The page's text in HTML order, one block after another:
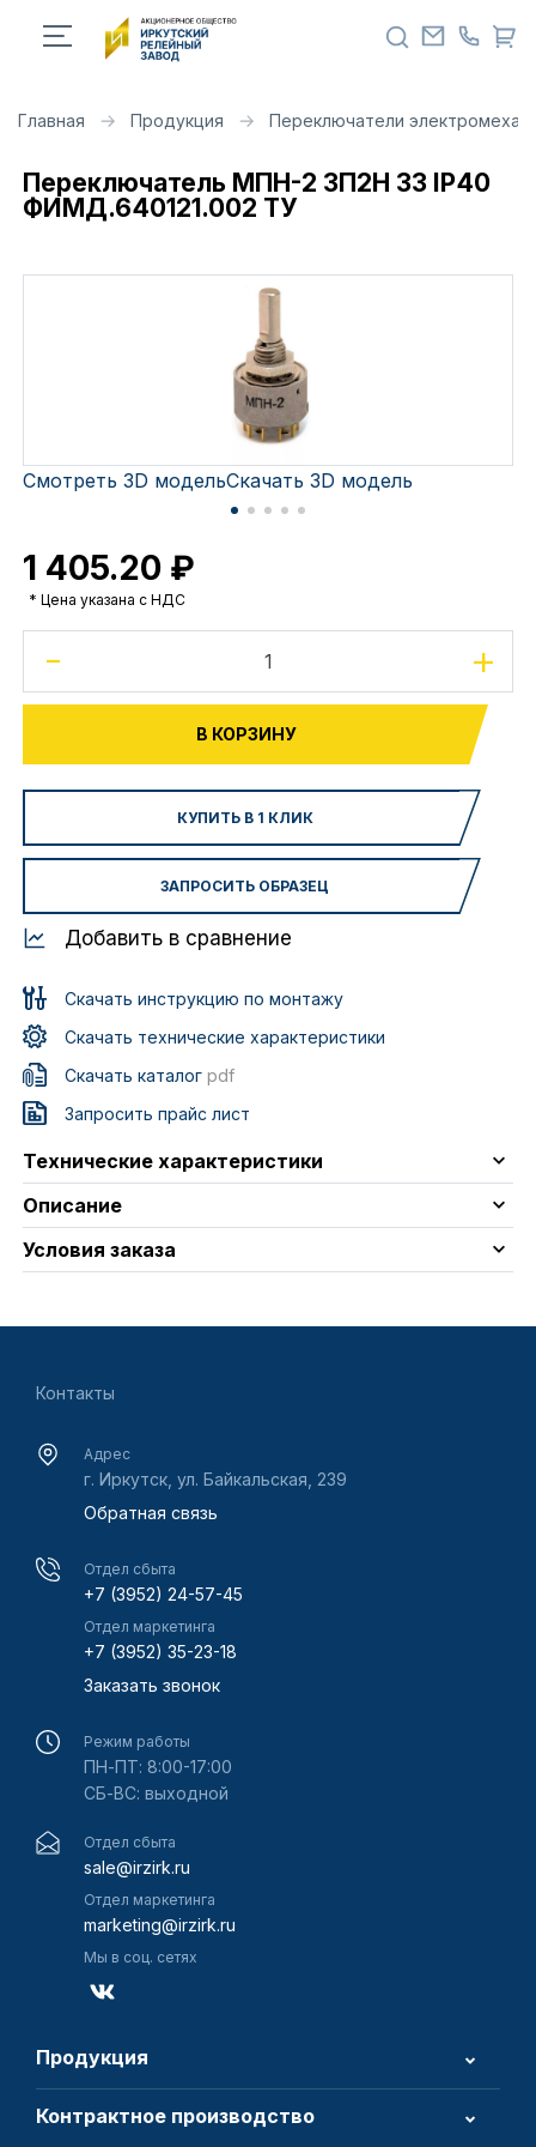
Главная Продукция Переключатели
Переключатель МПН-2 3П2Н 33 IP40
ФИМД.640121.002 ТУ
Смотреть 3D модельСкачать 3D модель
1 405.20 ₽
* Цена указана с НДС
- +
В КОРЗИНУ
КУПИТЬ В 1 КЛИК
ЗАПРОСИТЬ ОБРАЗЕЦ
Добавить в сравнение
Скачать инструкцию по монтажу
Скачать технические характеристики
Скачать каталогpdf
Запросить прайс лист
Технические характеристики
Описание
Условия заказа
Контакты
Адрес
г. Иркутск, ул. Байкальская, 239
Обратная связь
Отдел сбыта
+7 (3952) 24-57-45
Отдел маркетинга
+7 (3952) 35-23-18
Заказать звонок
Режим работы
ПН-ПТ: 8:00-17:00
СБ-ВС: выходной
Отдел сбыта
sale@irzirk.ru
Отдел маркетинга
marketing@irzirk.ru
Мы в соц. сетях
Продукция
Контрактное производство